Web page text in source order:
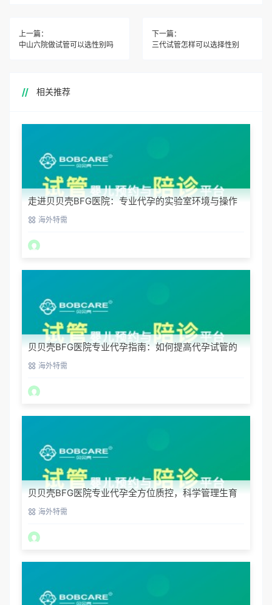
上一篇：
中山六院做试管可以选性别吗
下一篇：
三代试管怎样可以选择性别
相关推荐
走进贝贝壳BFG医院：专业代孕的实验室环境与操作
流程海外特需
贝贝壳BFG医院专业代孕指南：如何提高代孕试管的
成功率？
海外特需
贝贝壳BFG医院专业代孕全方位质控，科学管理生育
每一步
海外特需